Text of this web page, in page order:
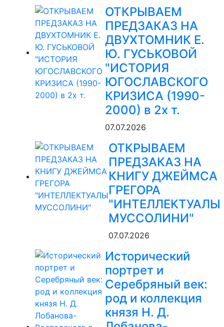
ОТКРЫВАЕМ
ПРЕДЗАКАЗ НА
ДВУХТОМНИК Е.
Ю. ГУСЬКОВОЙ
"ИСТОРИЯ
ЮГОСЛАВСКОГО
КРИЗИСА (1990-
2000) в 2х т.
07.07.2026
ОТКРЫВАЕМ
ПРЕДЗАКАЗ НА
КНИГУ ДЖЕЙМСА
ГРЕГОРА
"ИНТЕЛЛЕКТУАЛЫ
МУССОЛИНИ"
07.07.2026
Исторический
портрет и
Серебряный век:
род и коллекция
князя Н. Д.